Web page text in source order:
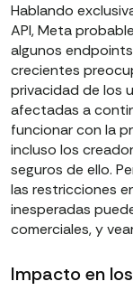
Hablando
API, Meta
algunos
crecientes
privacidad de los
afectadas a
funcionar con la
incluso los
seguros de ello.
las restricciones
inesperadas
comerciales, y
Impacto en